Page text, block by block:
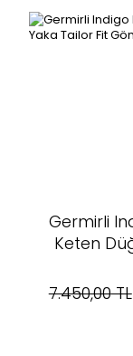
Germirli
Keten
7.450,00TL